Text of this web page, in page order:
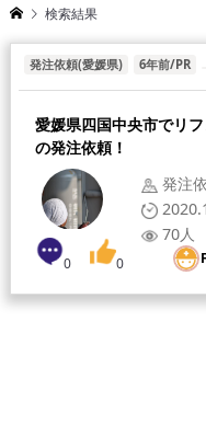
検索結果
発注依頼(愛媛県) 6年前/PR
愛媛県四国中央市でリ
の発注依頼！
発注
70人
0 0